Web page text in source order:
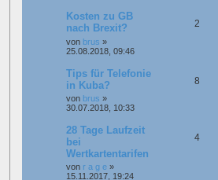
Kosten zu GB
nach Brexit?
von brus »
25.08.2018, 09:46
2
Tips für Telefonie
in Kuba?
von brus »
30.07.2018, 10:33
8
28 Tage Laufzeit
bei
Wertkartentarifen
von r a g e »
15.11.2017, 19:24
4